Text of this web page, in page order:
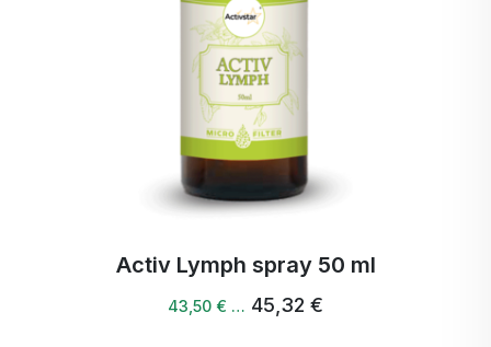
Activ Lymph spray 50 ml
43,50 € … 45,32 €